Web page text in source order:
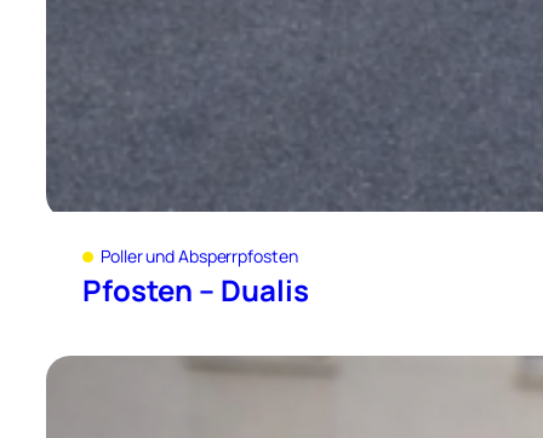
Poller und Absperrpfosten
Pfosten – Dualis